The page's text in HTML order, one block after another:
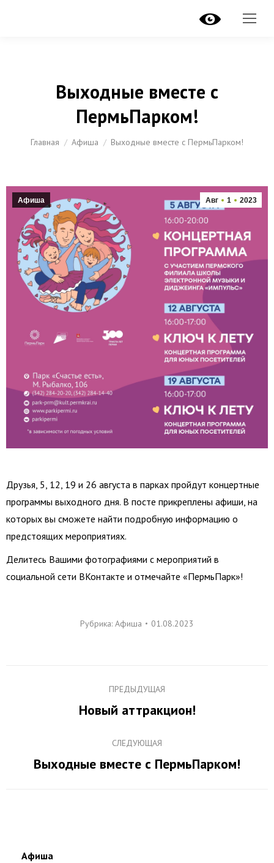
Выходные вместе с
ПермьПарком!
Вы здесь:
Главная Афиша Выходные вместе с ПермьПарком!
Авг 1 2023
Афиша
Друзья, 5, 12, 19 и 26 августа в парках пройдут концертные
программы выходного дня. В посте прикреплены афиши, на
которых вы сможете найти подробную информацию о
предстоящих мероприятиях.
Делитесь Вашими фотографиями с мероприятий в
социальной сети ВКонтакте и отмечайте «ПермьПарк»!
Рубрика: Афиша 01.08.2023
ПРЕДЫДУЩАЯ
Предыдущая
Новый аттракцион!
СЛЕДУЮЩАЯ
Следующая
Выходные вместе с ПермьПарком!
Афиша